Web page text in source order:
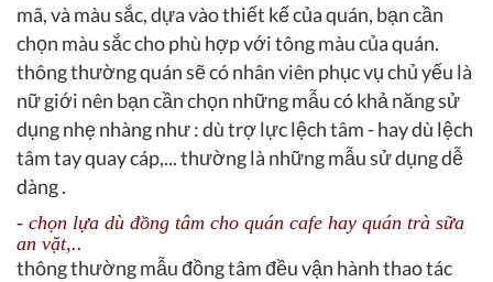
mã, và màu sắc, dựa vào thiết kế của quán, bạn cần
chọn màu sắc cho phù hợp với tông màu của quán.
thông thường quán sẽ có nhân viên phục vụ chủ yếu là
nữ giới nên bạn cần chọn những mẫu có khả năng sử
dụng nhẹ nhàng như : dù trợ lực lệch tâm - hay dù lệch
tâm tay quay cáp,... thường là những mẫu sử dụng dễ
dàng .
- chọn lựa dù đồng tâm cho quán cafe hay quán trà sữa
an vặt,..
thông thường mẫu đồng tâm đều vận hành thao tác